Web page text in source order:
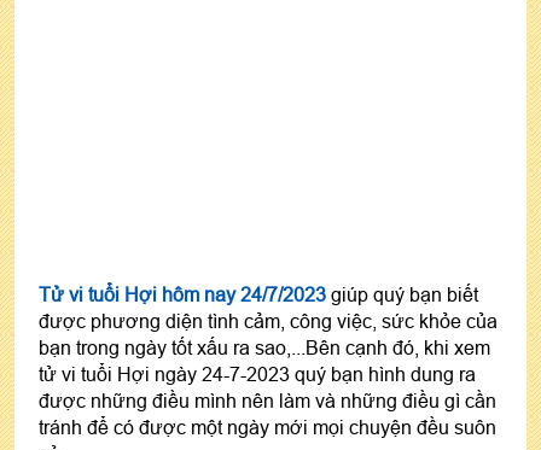
Tử vi tuổi Hợi hôm nay 24/7/2023 giúp quý bạn biết
được phương diện tình cảm, công việc, sức khỏe của
bạn trong ngày tốt xấu ra sao,...Bên cạnh đó, khi xem
tử vi tuổi Hợi ngày 24-7-2023 quý bạn hình dung ra
được những điều mình nên làm và những điều gì cần
tránh để có được một ngày mới mọi chuyện đều suôn